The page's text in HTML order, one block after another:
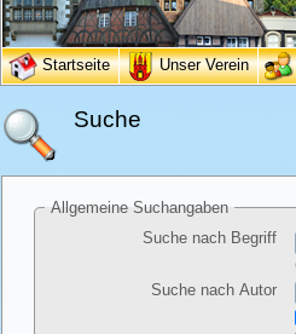
Startseite Unser Verein
Suche
Allgemeine Suchangaben
Suche nach Begriff
Suche nach Autor